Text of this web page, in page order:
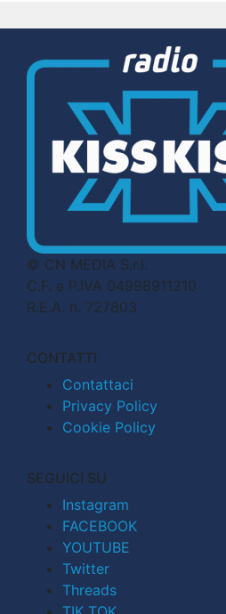
© CN MEDIA S.r.l.
C.F. e P.IVA 04998911210
R.E.A. n. 727803
CONTATTI
Contattaci
Privacy Policy
Cookie Policy
SEGUICI SU
Instagram
FACEBOOK
YOUTUBE
Twitter
Threads